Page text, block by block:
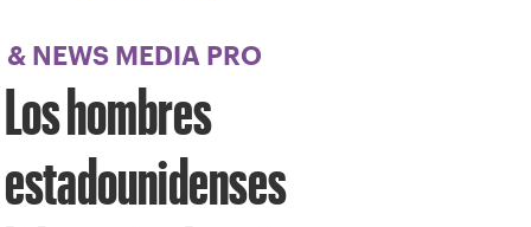
& NEWS MEDIA PRO
Los hombres
estadounidenses